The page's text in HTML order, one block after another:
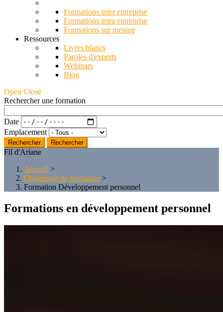
Formations inter entreprise
Formations intra entreprise
Formations sur mesure
Ressources
Livres blancs
Paroles d'experts
Webinars
Blog
Open Close
Rechercher une formation
Date
Emplacement
Rechercher
Fil d'Ariane
Accueil >
Organisme de formation >
Formation Développement personnel
Formations en développement personnel